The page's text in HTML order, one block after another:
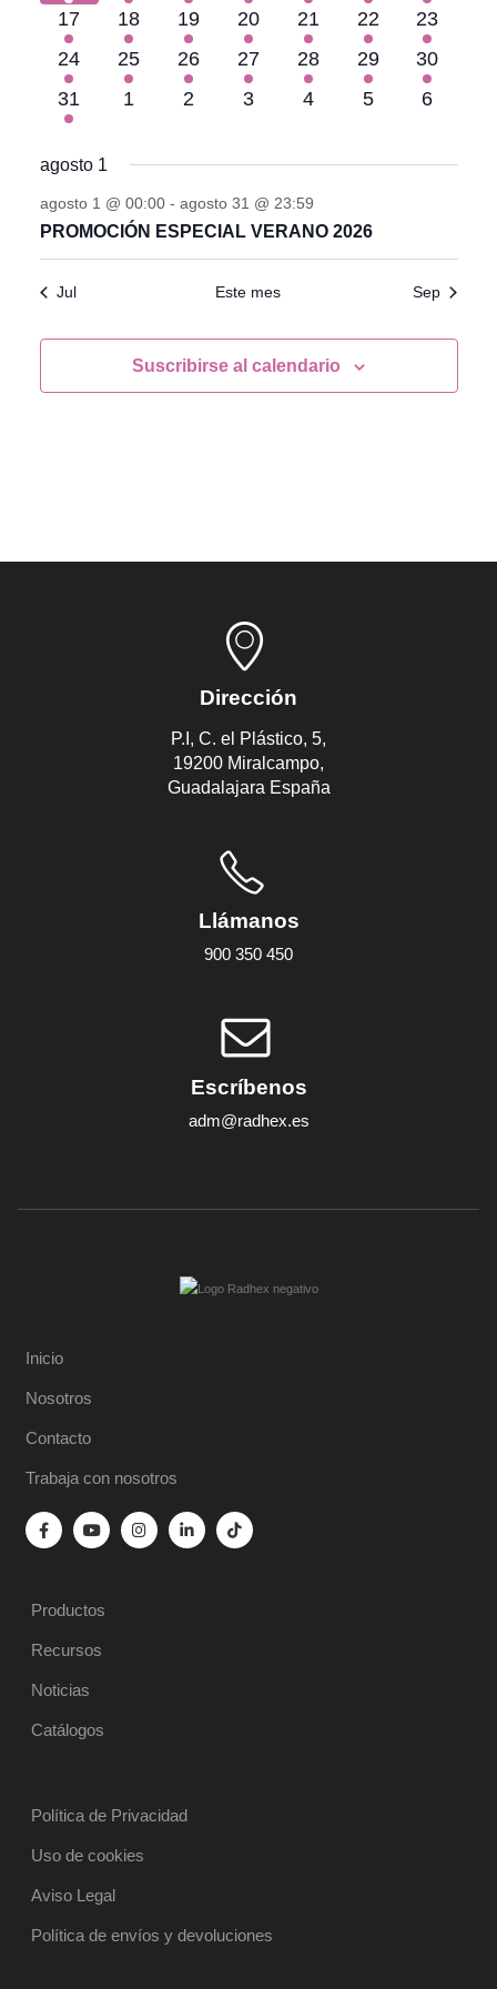
eventoevento
evento
evento
evento
evento
evento
1
evento
17
1
evento
18
1
evento
19
1
evento
20
1
evento
21
1
evento
22
1
evento
23
1
evento
24
1
evento
25
1
evento
26
1
evento
27
1
evento
28
1
evento
29
1
evento
30
1
evento
31
0
1
0
2
0
3
0
4
0
5
0
6
agosto 1
agosto 1 @ 00:00- agosto 31 @ 23:59
PROMOCIÓN ESPECIAL VERANO 2026
Jul Este mes Sep
Suscribirse al calendario
Dirección
P.I, C. el Plástico, 5,
19200 Miralcampo,
Guadalajara España
Llámanos
900 350 450
Escríbenos
adm@radhex.es
Inicio
Nosotros
Contacto
Trabaja con nosotros
Productos
Recursos
Noticias
Catálogos
Política de Privacidad
Uso de cookies
Aviso Legal
Política de envíos y devoluciones